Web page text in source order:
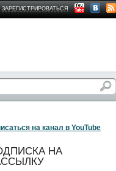
ЗАРЕГИСТРИРОВАТЬСЯ
на канал в YouTube
НА